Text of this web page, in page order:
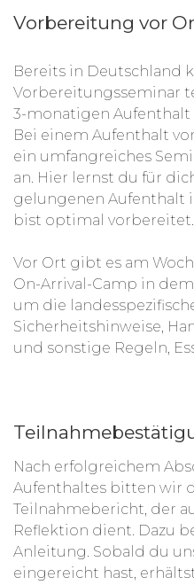
Vorbereitung vor
Bereits in Deutschland
Vorbereitungsseminar
3-monatigen Aufenthalt
Bei einem Aufenthalt
ein umfangreiches
an. Hier lernst du für
gelungenen Aufenthalt
bist optimal vorbereitet.
Vor Ort gibt es am
On-Arrival-Camp in
um die
Sicherheitshinweise,
und sonstige Regeln,
Nach erfolgreichem
Aufenthaltes bitten wir
Teilnahmebericht, der
Reflektion dient. Dazu
Anleitung. Sobald du
eingereicht hast,